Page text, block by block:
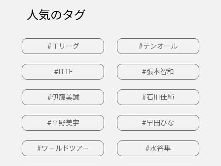
人気のタグ
#Ｔリーグ #テンオール
#ITTF #張本智和
#伊藤美誠 #石川佳純
#平野美宇 #早田ひな
#ワールドツアー #水谷隼